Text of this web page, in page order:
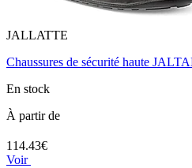
JALLATTE
Chaussures de sécurité haute
En stock
À partir de
114.43€
Voir